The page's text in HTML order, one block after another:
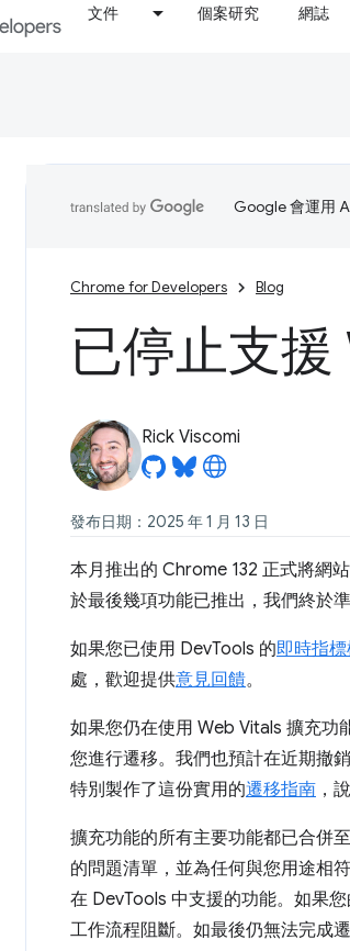
文件 個案研究 網誌
Google 會運用
Chrome for Developers Blog
已停止支
Rick Viscomi
發布日期：2025 年 1 月 13 日
本月推出的 Chrome 132 正式將網
於最後幾項功能已推出，我們終於
如果您已使用 DevTools 的即時指
處，歡迎提供意見回饋。
如果您仍在使用 Web Vitals 擴充功
您進行遷移。我們也預計在近期撤
特別製作了這份實用的遷移指南 ，
擴充功能的所有主要功能都已合併
的問題清單，並為任何與您用途相
在 DevTools 中支援的功能。如果
工作流程阻斷。如最後仍無法完成